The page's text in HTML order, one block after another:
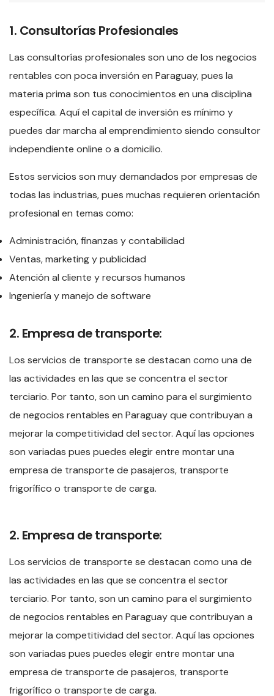
1. Consultorías Profesionales
Las consultorías profesionales son uno de los negocios
rentables con poca inversión en Paraguay, pues la
materia prima son tus conocimientos en una disciplina
específica. Aquí el capital de inversión es mínimo y
puedes dar marcha al emprendimiento siendo consultor
independiente online o a domicilio.
Estos servicios son muy demandados por empresas de
todas las industrias, pues muchas requieren orientación
profesional en temas como:
Administración, finanzas y contabilidad
Ventas, marketing y publicidad
Atención al cliente y recursos humanos
Ingeniería y manejo de software
2. Empresa de transporte:
Los servicios de transporte se destacan como una de
las actividades en las que se concentra el sector
terciario. Por tanto, son un camino para el surgimiento
de negocios rentables en Paraguay que contribuyan a
mejorar la competitividad del sector. Aquí las opciones
son variadas pues puedes elegir entre montar una
empresa de transporte de pasajeros, transporte
frigorífico o transporte de carga.
2. Empresa de transporte:
Los servicios de transporte se destacan como una de
las actividades en las que se concentra el sector
terciario. Por tanto, son un camino para el surgimiento
de negocios rentables en Paraguay que contribuyan a
mejorar la competitividad del sector. Aquí las opciones
son variadas pues puedes elegir entre montar una
empresa de transporte de pasajeros, transporte
frigorífico o transporte de carga.